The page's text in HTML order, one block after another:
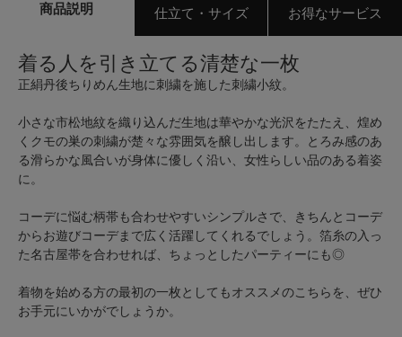
商品説明 仕立て・サイズ お得なサービス
着る人を引き立てる清楚な一枚
正絹丹後ちりめん生地に刺繍を施した刺繍小紋。
小さな市松地紋を織り込んだ生地は華やかな光沢をたたえ、煌め
くクモの巣の刺繍が楚々な雰囲気を醸し出します。とろみ感のあ
る滑らかな風合いが身体に優しく沿い、女性らしい品のある着姿
に。
コーデに悩む柄帯も合わせやすいシンプルさで、きちんとコーデ
からお遊びコーデまで広く活躍してくれるでしょう。箔糸の入っ
た名古屋帯を合わせれば、ちょっとしたパーティーにも◎
着物を始める方の最初の一枚としてもオススメのこちらを、ぜひ
お手元にいかがでしょうか。